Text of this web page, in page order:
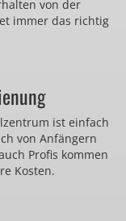
von der
immer das richtig
ist einfach
von Anfängern
Profis kommen
Kosten.